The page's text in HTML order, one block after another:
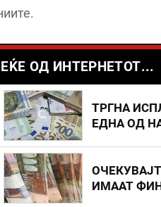
ОД ИНТЕРНЕТОТ...
ТРГНА
ЕДНА ОД
ИМААТ